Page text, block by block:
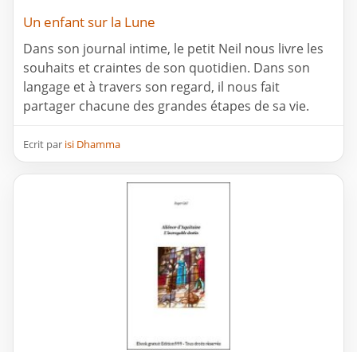
Un enfant sur la Lune
Dans son journal intime, le petit Neil nous livre les
souhaits et craintes de son quotidien. Dans son
langage et à travers son regard, il nous fait
partager chacune des grandes étapes de sa vie.
Ecrit par isi Dhamma